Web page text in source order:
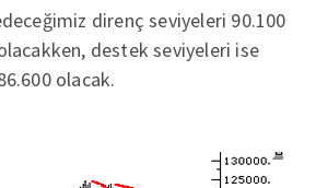
direnç seviyeleri 90.100
destek seviyeleri ise
olacak.